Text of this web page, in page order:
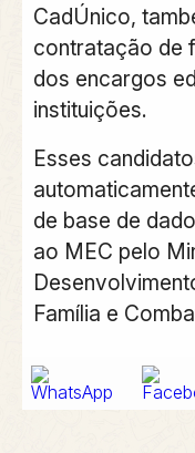
CadÚnico,
contratação de
dos encargos
instituições.
Esses
de base de
ao MEC pelo
Família e